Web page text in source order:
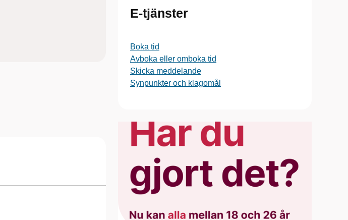
E-tjänster
Boka tid
Avboka eller omboka tid
Skicka meddelande
Synpunkter och klagomål